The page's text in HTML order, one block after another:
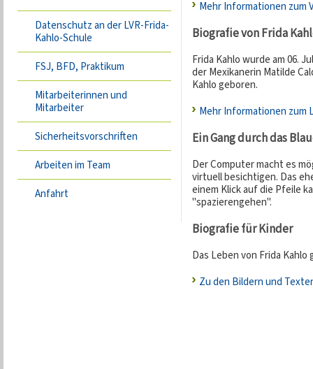
Datenschutz an der LVR-Frida-
Kahlo-Schule
FSJ, BFD, Praktikum
Mitarbeiterinnen und
Mitarbeiter
Sicherheitsvorschriften
Arbeiten im Team
Anfahrt
Mehr Informationen zum
Biografie von Frida
Frida Kahlo wurde am 06.
der Mexikanerin Matilde
Kahlo geboren.
Mehr Informationen zum
Ein Gang durch das
Der Computer macht es
virtuell besichtigen. Das
einem Klick auf die Pfeile
"spazierengehen".
Biografie für Kinder
Das Leben von Frida
Zu den Bildern und